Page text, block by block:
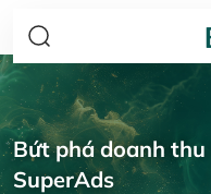
Bứt phá doanh thu
SuperAds